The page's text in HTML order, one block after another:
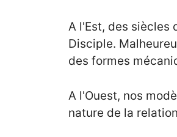
A l'Est, des
Disciple.
des formes
A l'Ouest, nos
nature de la